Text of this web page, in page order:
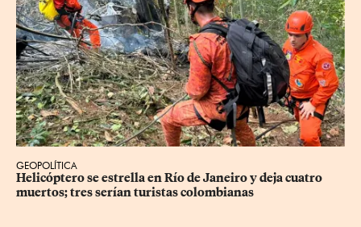
GEOPOLÍTICA
Helicóptero se estrella en Río de Janeiro y deja cuatro
muertos; tres serían turistas colombianas